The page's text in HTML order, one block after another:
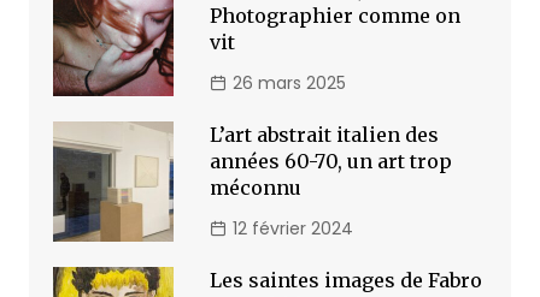
Photographier comme on
vit
26 mars 2025
L’art abstrait italien des
années 60-70, un art trop
méconnu
12 février 2024
Les saintes images de Fabro